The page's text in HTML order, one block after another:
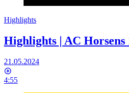
Highlights
Highlights | AC Horsens
21.05.2024
4:55